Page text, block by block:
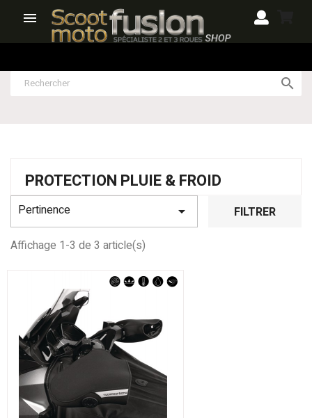


PROTECTION PLUIE & FROID
Pertinence  FILTRER
Affichage 1-3 de 3 article(s)